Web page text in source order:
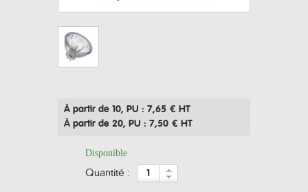
À partir de 10, PU : 7,65 € HT
À partir de 20, PU : 7,50 € HT
Disponible
quantité :